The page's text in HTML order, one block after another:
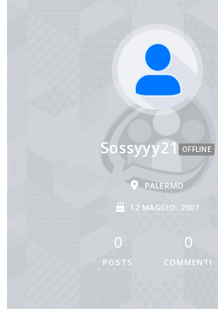
Sossyyy21 OFFLINE
PALERMO
12 MAGGIO, 2007
0
POSTS
0
COMMENTI